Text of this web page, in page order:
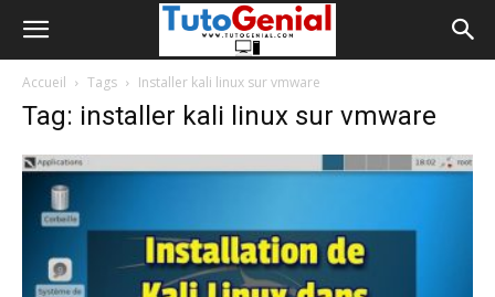
Accueil Tags Installer kali linux sur vmware
Tag: installer kali linux sur vmware